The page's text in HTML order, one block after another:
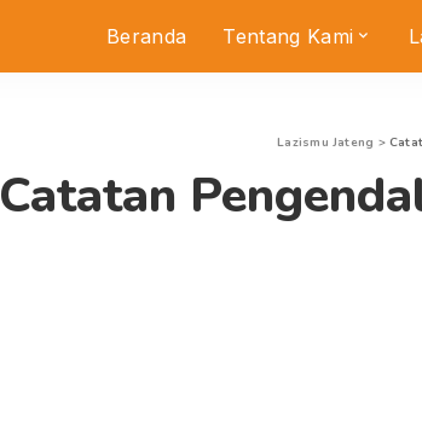
Beranda Tentang Kami
Lazismu Jateng >
Catatan